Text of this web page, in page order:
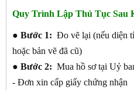
Quy Trình Lập Thủ Tục Sau
● Bước 1: Đo vẽ lại (nếu diện
hoặc bản vẽ đã cũ)
● Bước 2: Mua hồ sơ tại Uỷ
- Đơn xin cấp giấy chứng nhận